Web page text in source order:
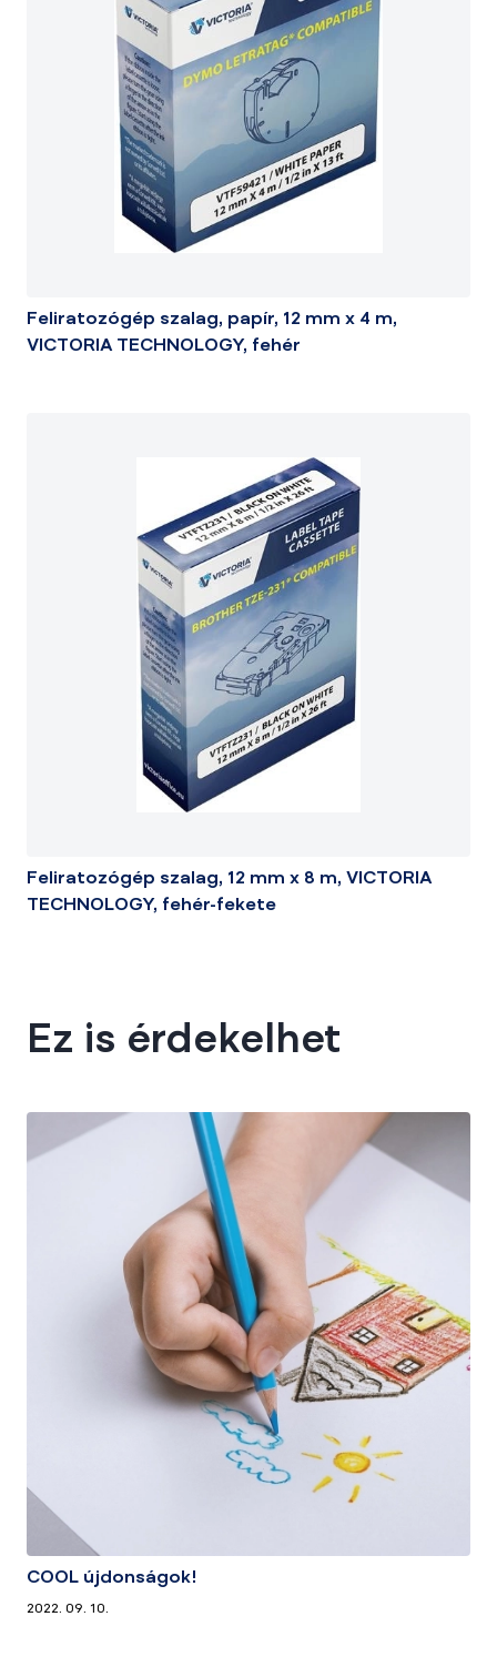
Feliratozógép szalag, papír, 12 mm x 4 m,
VICTORIA TECHNOLOGY, fehér
Feliratozógép szalag, 12 mm x 8 m, VICTORIA
TECHNOLOGY, fehér-fekete
Ez is érdekelhet
COOL újdonságok!
2022. 09. 10.